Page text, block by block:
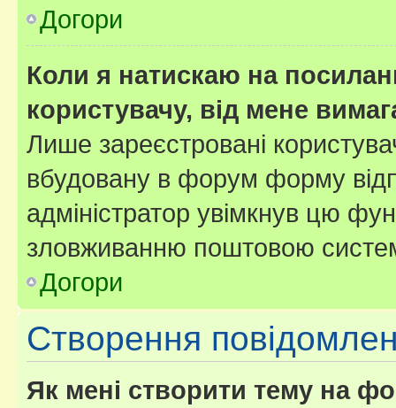
Догори
Коли я натискаю на
користувачу, від мене
Лише зареєстровані
вбудовану в форум форму
адміністратор увімкнув цю
зловживанню поштовою
Догори
Створення
Як мені створити тему на